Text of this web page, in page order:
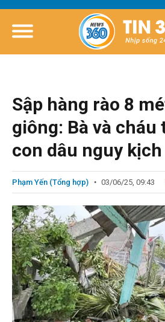
Sập hàng rào 8
giông: Bà và cháu
con dâu nguy kịch
Phạm Yến (Tổng hợp) 03/06/25, 09:43